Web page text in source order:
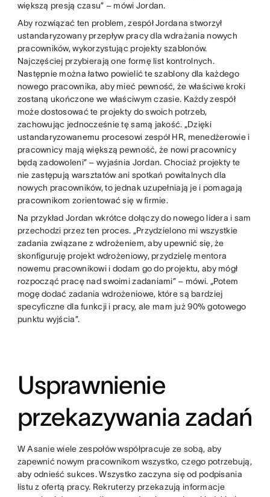
większą presją czasu” – mówi Jordan.
Aby rozwiązać ten problem, zespół Jordana stworzył
ustandaryzowany przepływ pracy dla wdrażania nowych
pracowników, wykorzystując projekty szablonów.
Najczęściej przybierają one formę list kontrolnych.
Następnie można łatwo powielić te szablony dla każdego
nowego pracownika, aby mieć pewność, że właściwe kroki
zostaną ukończone we właściwym czasie. Każdy zespół
może dostosować te projekty do swoich potrzeb,
zachowując jednocześnie tę samą jakość. „Dzięki
ustandaryzowanemu procesowi zespół HR, menedżerowie i
pracownicy mają większą pewność, że nowi pracownicy
będą zadowoleni” – wyjaśnia Jordan. Chociaż projekty te
nie zastępują warsztatów ani spotkań powitalnych dla
nowych pracowników, to jednak uzupełniają je i pomagają
pracownikom zorientować się w firmie.
Na przykład Jordan wkrótce dołączy do nowego lidera i sam
przechodzi przez ten proces. „Przydzielono mi wszystkie
zadania związane z wdrożeniem, aby upewnić się, że
skonfiguruję projekt wdrożeniowy, przydzielę mentora
nowemu pracownikowi i dodam go do projektu, aby mógł
rozpocząć pracę nad swoimi zadaniami” – mówi. „Potem
mogę dodać zadania wdrożeniowe, które są bardziej
specyficzne dla funkcji i pracy, ale mam już 90% gotowego
punktu wyjścia”.
Usprawnienie
przekazywania zadań
W Asanie wiele zespołów współpracuje ze sobą, aby
zapewnić nowym pracownikom wszystko, czego potrzebują,
aby odnieść sukces. Wszystko zaczyna się od podpisania
listu z ofertą pracy. Rekruterzy przekazują informacje